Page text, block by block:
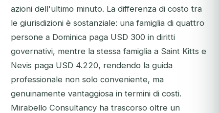
azioni dell'ultimo minuto. La differenza di costo tra
le giurisdizioni è sostanziale: una famiglia di quattro
persone a Dominica paga USD 300 in diritti
governativi, mentre la stessa famiglia a Saint Kitts e
Nevis paga USD 4.220, rendendo la guida
professionale non solo conveniente, ma
genuinamente vantaggiosa in termini di costi.
Mirabello Consultancy ha trascorso oltre un